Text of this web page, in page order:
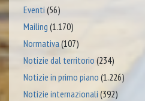
Eventi (56)
Mailing (1.170)
Normativa(107)
Notizie dal territorio (234)
Notizie in primo piano (1.226)
Notizie internazionali (392)